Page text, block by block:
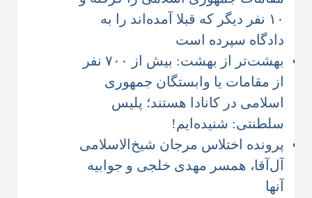
۱۰ نفر دیگر که قبلا آمده‌اند را به
دادگاه سپرده است
بهشت‌تر از بهشت: بیش از ۷۰۰ نفر
از مقامات یا وابستگان جمهوری
اسلامی در کانادا هستند؛ پلیس
سلطنتی: شنیده‌ایم!
پرونده اختلاس مرجان شیخ‌الاسلامی
آل‌آقا، همسر مهدی خلجی و جوابیه
آنها